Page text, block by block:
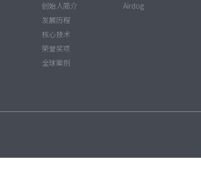
创始人简介
发展历程
核心技术
荣誉奖项
全球案例
Airdog